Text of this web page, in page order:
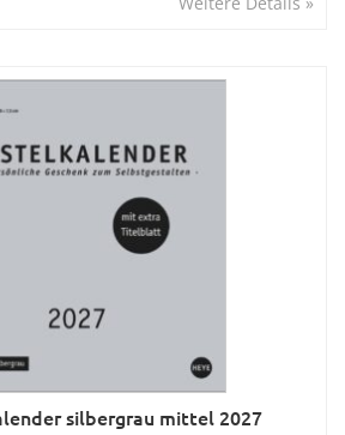
silbergrau mittel 2027